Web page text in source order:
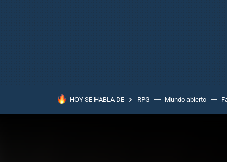
HOY SE HABLA DE RPG Mundo abierto